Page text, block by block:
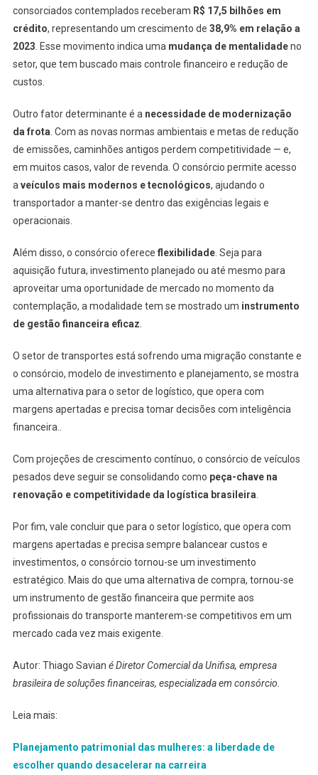
consorciados contemplados receberam R$ 17,5 bilhões em
crédito, representando um crescimento de 38,9% em relação a
2023 . Esse movimento indica uma mudança de mentalidadeno
setor, que tem buscado mais controle financeiro e redução de
custos.
Outro fator determinante é a necessidade de modernização
da frota . Com as novas normas ambientais e metas de redução
de emissões, caminhões antigos perdem competitividade — e,
em muitos casos, valor de revenda. O consórcio permite acesso
a veículos mais modernos e tecnológicos, ajudando o
transportador a manter-se dentro das exigências legais e
operacionais.
Além disso, o consórcio oferece flexibilidade. Seja para
aquisição futura, investimento planejado ou até mesmo para
aproveitar uma oportunidade de mercado no momento da
contemplação, a modalidade tem se mostrado um instrumento
de gestão financeira eficaz
O setor de transportes está sofrendo uma migração constante e
o consórcio, modelo de investimento e planejamento, se mostra
uma alternativa para o setor de logístico, que opera com
margens apertadas e precisa tomar decisões com inteligência
financeira..
Com projeções de crescimento contínuo, o consórcio de veículos
pesados deve seguir se consolidando como peça-chave na
renovação e competitividade da logística brasileira
Por fim, vale concluir que para o setor logístico, que opera com
margens apertadas e precisa sempre balancear custos e
investimentos, o consórcio tornou-se um investimento
estratégico. Mais do que uma alternativa de compra, tornou-se
um instrumento de gestão financeira que permite aos
profissionais do transporte manterem-se competitivos em um
mercado cada vez mais exigente.
Autor: Thiago Savian é Diretor Comercial da Unifisa, empresa
brasileira de soluções financeiras, especializada em consórcio.
Leia mais:
Planejamento patrimonial das mulheres: a liberdade de
escolher quando desacelerar na carreira